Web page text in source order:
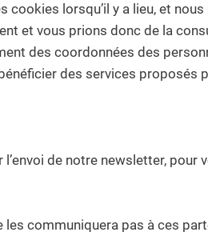
lorsqu’il y a lieu, et
et vous prions donc de la
des coordonnées des
des services proposés
de notre newsletter,
communiquera pas à ces